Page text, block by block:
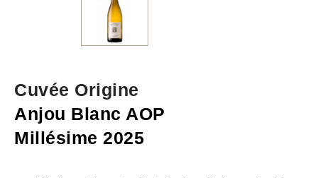
Cuvée Origine
Anjou Blanc AOP
Millésime 2025